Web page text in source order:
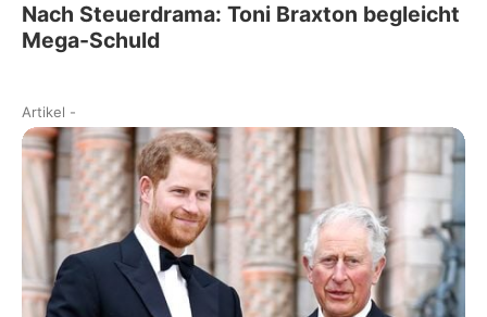
Nach Steuerdrama: Toni Braxton begleicht
Mega-Schuld
Artikel -